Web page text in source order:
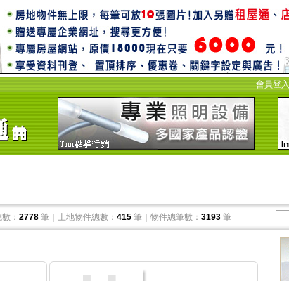
會員登入
： 2778筆｜土地物件總數： 415筆｜物件總筆數： 3193筆